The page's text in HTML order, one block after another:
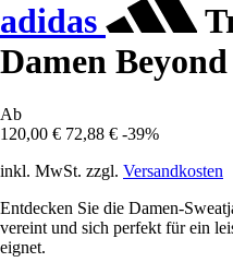
adidas
Damen
Ab
120,00 € 72,88 € -39%
inkl. MwSt. zzgl. Versandkosten
Entdecken Sie die Damen-
vereint und sich perfekt für ein
eignet.